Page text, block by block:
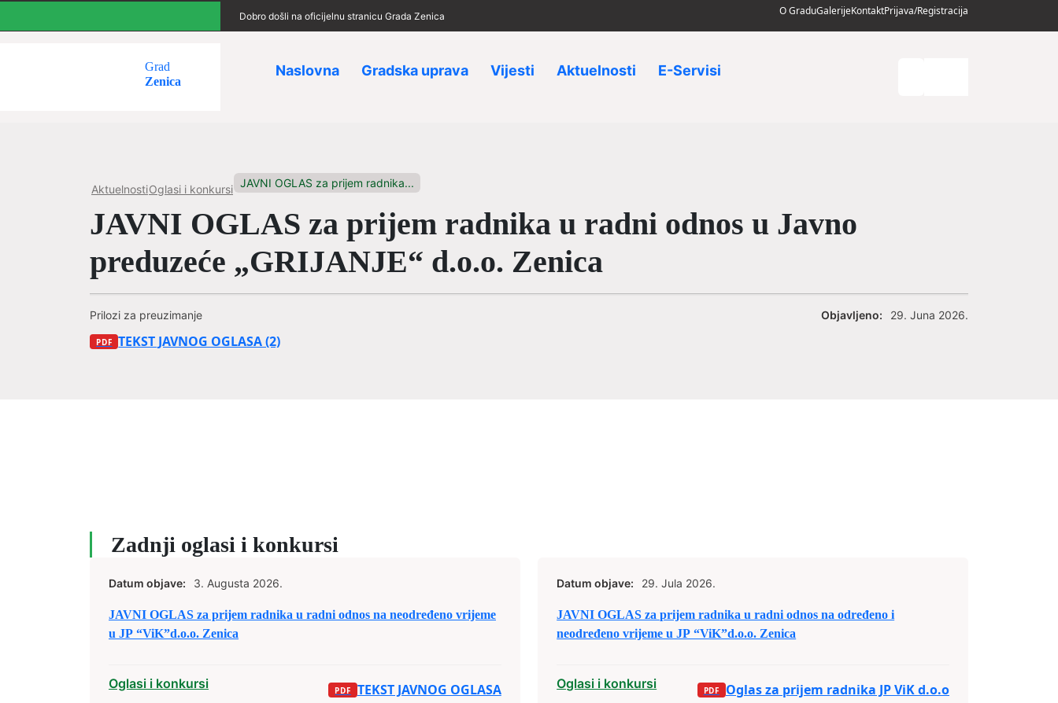
Dobro došli na oficijelnu stranicu Grada Zenica O GraduGalerijeKontaktPrijava/Registracija
Grad
Zenica
Naslovna Gradska uprava Vijesti Aktuelnosti E-Servisi
AktuelnostiOglasi i konkursi JAVNI OGLAS za prijem radnika...
JAVNI OGLAS za prijem radnika u radni odnos u Javno
preduzeće „GRIJANJE“ d.o.o. Zenica
Prilozi za preuzimanje
TEKST JAVNOG OGLASA (2)
Objavljeno: 29. Juna 2026.
Zadnji oglasi i konkursi
Datum objave: 3. Augusta 2026.
JAVNI OGLAS za prijem radnika u radni odnos na neodređeno vrijeme
u JP “ViK”d.o.o. Zenica
Oglasi i konkursi TEKST JAVNOG OGLASA
Datum objave: 29. Jula 2026.
JAVNI OGLAS za prijem radnika u radni odnos na određeno i
neodređeno vrijeme u JP “ViK”d.o.o. Zenica
Oglasi i konkursi Oglas za prijem radnika JP ViK d.o.o